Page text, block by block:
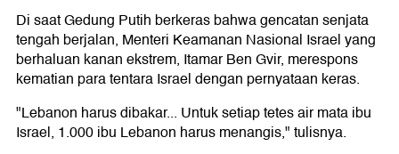
Di saat Gedung Putih berkeras bahwa gencatan senjata
tengah berjalan, Menteri Keamanan Nasional Israel yang
berhaluan kanan ekstrem, Itamar Ben Gvir, merespons
kematian para tentara Israel dengan pernyataan keras.
"Lebanon harus dibakar... Untuk setiap tetes air mata ibu
Israel, 1.000 ibu Lebanon harus menangis," tulisnya.